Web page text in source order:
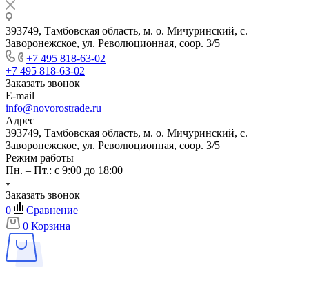
393749, Тамбовская область, м. о. Мичуринский, с.
Заворонежское, ул. Революционная, соор. 3/5
+7 495 818-63-02
+7 495 818-63-02
Заказать звонок
E-mail
info@novorostrade.ru
Адрес
393749, Тамбовская область, м. о. Мичуринский, с.
Заворонежское, ул. Революционная, соор. 3/5
Режим работы
Пн. – Пт.: с 9:00 до 18:00
Заказать звонок
0
Сравнение
0 Корзина